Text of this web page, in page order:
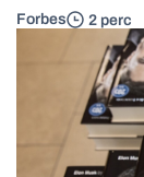
Forbes 2 perc